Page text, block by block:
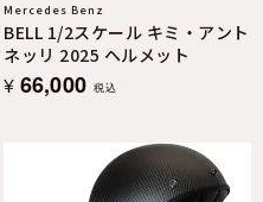
Mercedes Benz
BELL 1/2スケール キミ・アント
ネッリ 2025 ヘルメット
¥ 66,000 税込